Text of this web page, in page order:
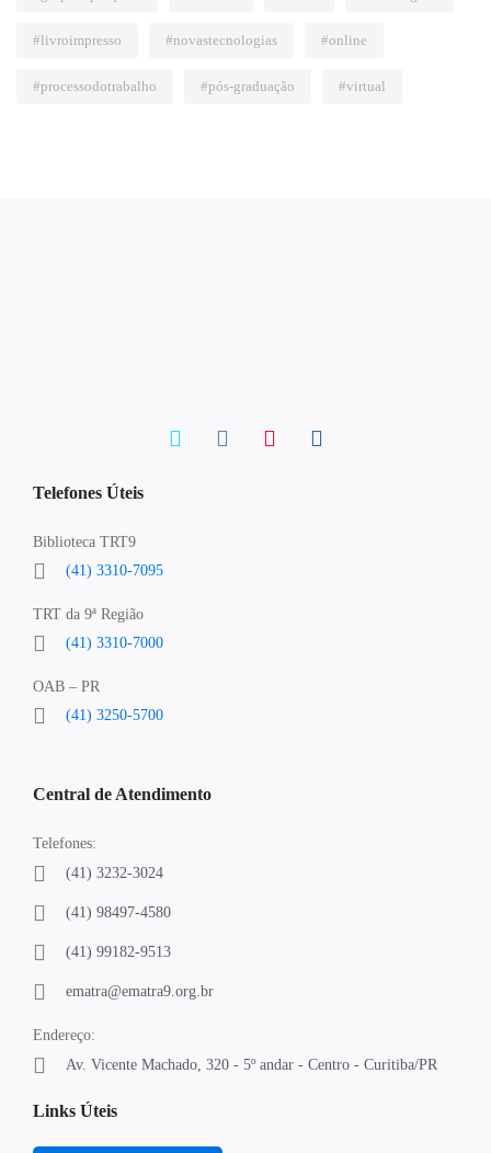
#livroimpresso #novastecnologias #online
#processodotrabalho #pós-graduação #virtual
Telefones Úteis
Biblioteca TRT9
(41) 3310-7095
TRT da 9ª Região
(41) 3310-7000
OAB – PR
(41) 3250-5700
Central de Atendimento
Telefones:
(41) 3232-3024
(41) 98497-4580
(41) 99182-9513
ematra@ematra9.org.br
Endereço:
Av. Vicente Machado, 320 - 5º andar - Centro - Curitiba/PR
Links Úteis